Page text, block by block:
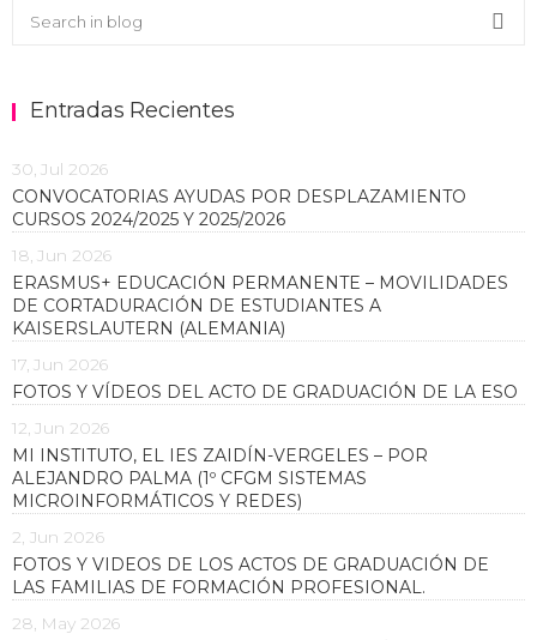
Buscar en el blog
Entradas Recientes
30, Jul 2026
CONVOCATORIAS AYUDAS POR DESPLAZAMIENTO
CURSOS 2024/2025 Y 2025/2026
18, Jun 2026
ERASMUS+ EDUCACIÓN PERMANENTE – MOVILIDADES
DE CORTADURACIÓN DE ESTUDIANTES A
KAISERSLAUTERN (ALEMANIA)
17, Jun 2026
FOTOS Y VÍDEOS DEL ACTO DE GRADUACIÓN DE LA ESO
12, Jun 2026
MI INSTITUTO, EL IES ZAIDÍN-VERGELES – POR
ALEJANDRO PALMA (1º CFGM SISTEMAS
MICROINFORMÁTICOS Y REDES)
2, Jun 2026
FOTOS Y VIDEOS DE LOS ACTOS DE GRADUACIÓN DE
LAS FAMILIAS DE FORMACIÓN PROFESIONAL.
28, May 2026